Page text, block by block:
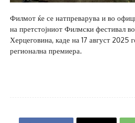
Филмот ќе се натпреварува и во
на претстојниот Филмски фестивал
Херцеговина, каде на 17 август 2025
регионална премиера.